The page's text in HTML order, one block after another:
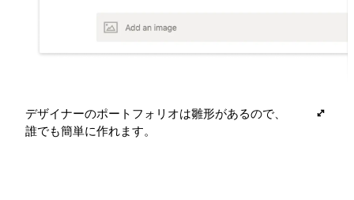
デザイナーのポートフォリオは雛形があるので、
誰でも簡単に作れます。